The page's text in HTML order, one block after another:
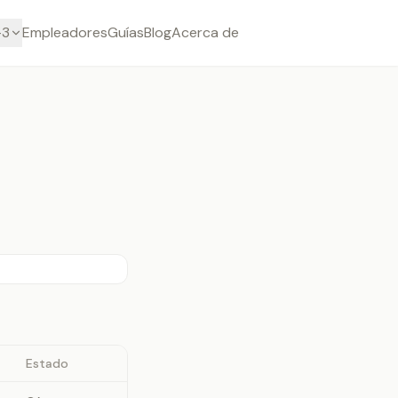
EmpleadoresGuíasBlogAcerca de
Estado